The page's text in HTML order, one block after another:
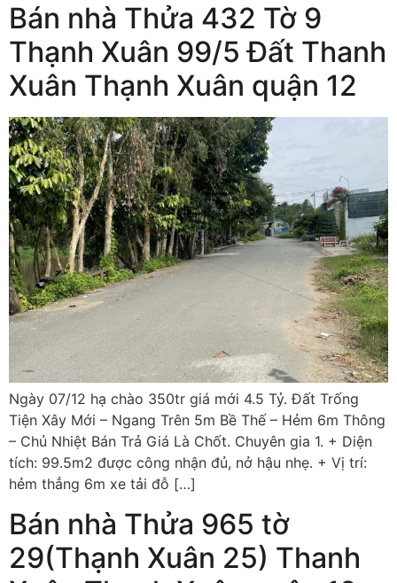
Bán nhà Thửa 432 Tờ 9
Thạnh Xuân 99/5 Đất Thanh
Xuân Thạnh Xuân quận 12
Ngày 07/12 hạ chào 350tr giá mới 4.5 Tỷ. Đất Trống
Tiện Xây Mới – Ngang Trên 5m Bề Thế – Hẻm 6m Thông
– Chủ Nhiệt Bán Trả Giá Là Chốt. Chuyên gia 1. + Diện
tích: 99.5m2 được công nhận đủ, nở hậu nhẹ. + Vị trí:
hẻm thẳng 6m xe tải đỗ […]
Bán nhà Thửa 965 tờ
29(Thạnh Xuân 25) Thanh